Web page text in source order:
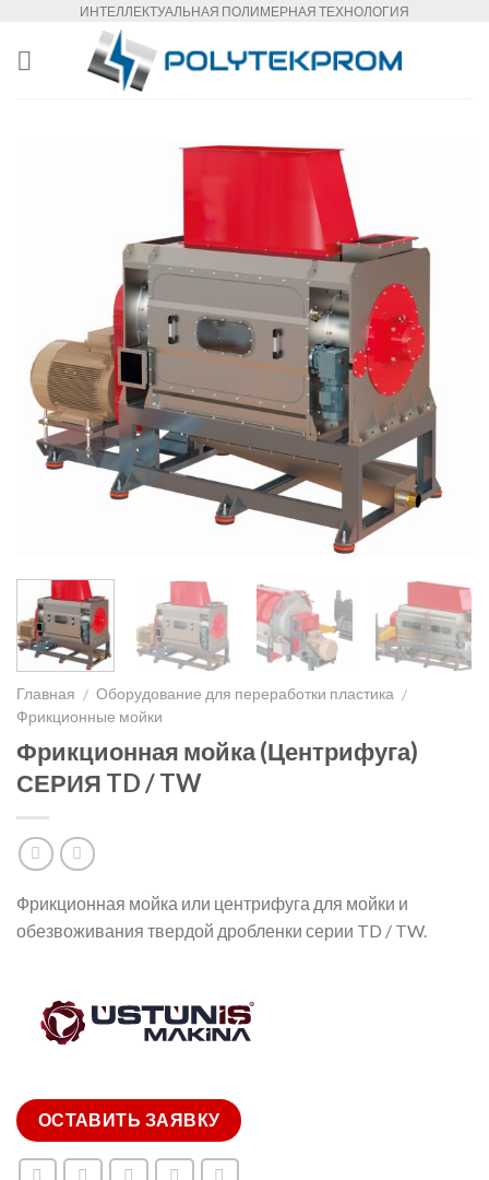
content
ИНТЕЛЛЕКТУАЛЬНАЯ ПОЛИМЕРНАЯ ТЕХНОЛОГИЯ
Главная / Оборудование для переработки пластика /
Фрикционные мойки
Фрикционная мойка (Центрифуга)
СЕРИЯ TD / TW
Фрикционная мойка или центрифуга для мойки и
обезвоживания твердой дробленки серии TD / TW.
ОСТАВИТЬ ЗАЯВКУ